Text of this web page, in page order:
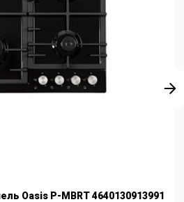
Oasis P-MBRT 4640130913991